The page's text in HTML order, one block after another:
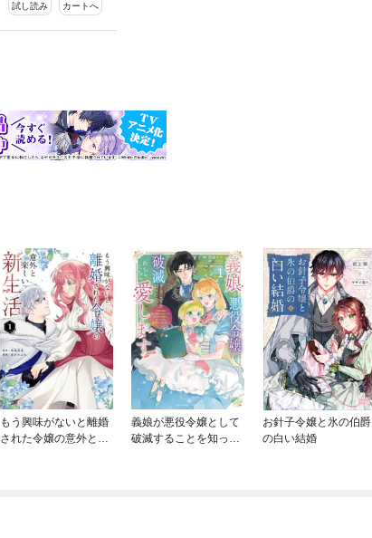
試し読み カートへ
もう興味がないと離婚
された令嬢の意外と楽
義娘が悪役令嬢として
破滅することを知った
お針子令嬢と氷の伯爵
の白い結婚